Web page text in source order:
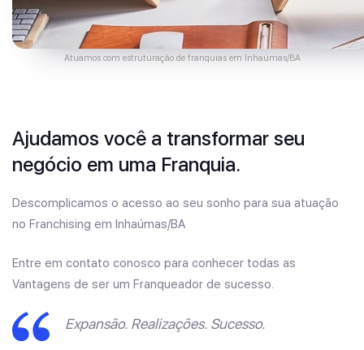
Atuamos com estruturação de franquias em Inhaúmas/BA
Ajudamos você a transformar seu
negócio em uma Franquia.
Descomplicamos o acesso ao seu sonho para sua atuação
no Franchising em Inhaúmas/BA
Entre em contato conosco para conhecer todas as
Vantagens de ser um Franqueador de sucesso.
Expansão. Realizações. Sucesso.